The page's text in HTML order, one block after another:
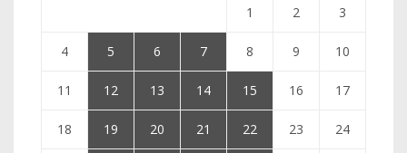
1 2 3
4 5 6 7 8 9 10
11 12 13 14 15 16 17
18 19 20 21 22 23 24